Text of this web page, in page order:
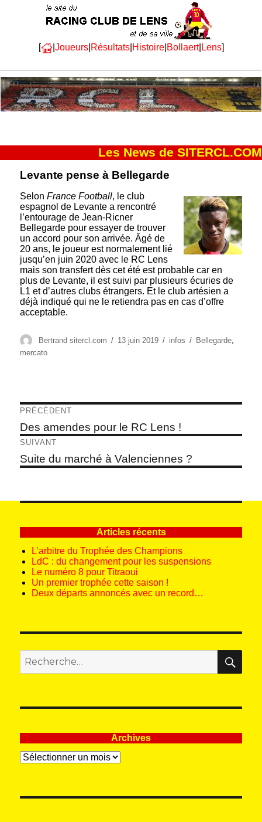
[ | Joueurs| Résultats| Histoire| Bollaert| Lens]
Les News de SITERCL.COM
Levante pense à Bellegarde
SelonFrance Football, le club
espagnol de Levante a rencontré
l’entourage de Jean-Ricner
Bellegarde pour essayer de trouver
un accord pour son arrivée. Âgé de
20 ans, le joueur est normalement lié
jusqu’en juin 2020 avec le RC Lens
mais son transfert dès cet été est probable car en
plus de Levante, il est suivi par plusieurs écuries de
L1 et d’autres clubs étrangers. Et le club artésien a
déjà indiqué qui ne le retiendra pas en cas d’offre
acceptable.
Auteur
Bertrand sitercl.com
Publié
13 juin 2019 Catégories
infos Étiquettes
Bellegarde
mercato
Navigation
de
l’article
PRÉCÉDENT
Article
précédent :
Des amendes pour le RC Lens !
SUIVANT
Article
suivant :
Suite du marché à Valenciennes ?
Articles récents
L’arbitre du Trophée des Champions
LdC : du changement pour les suspensions
Le numéro 8 pour Titraoui
Un premier trophée cette saison !
Deux départs annoncés avec un record…
pour
:
Archives
Archives